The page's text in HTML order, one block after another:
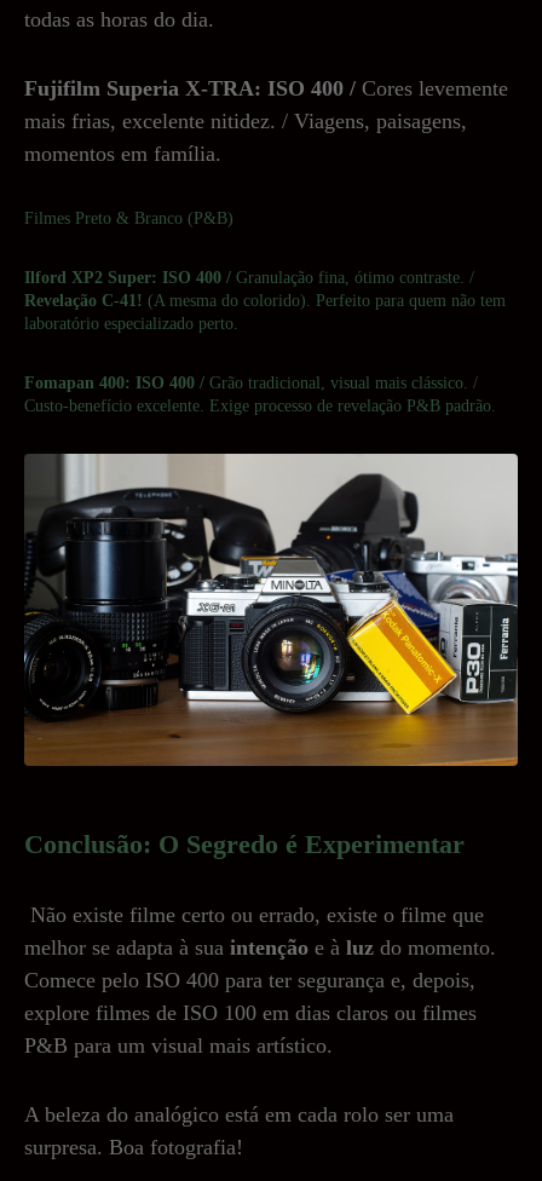
todas as horas do dia.
Fujifilm Superia X-TRA: ISO 400 / Cores levemente
mais frias, excelente nitidez. / Viagens, paisagens,
momentos em família.
Filmes Preto & Branco (P&B)
Ilford XP2 Super: ISO 400 / Granulação fina, ótimo contraste. /
Revelação C-41! (A mesma do colorido). Perfeito para quem não tem
laboratório especializado perto.
Fomapan 400: ISO 400 / Grão tradicional, visual mais clássico. /
Custo-benefício excelente. Exige processo de revelação P&B padrão.
Conclusão: O Segredo é Experimentar
Não existe filme certo ou errado, existe o filme que
melhor se adapta à sua intenção e à luz do momento.
Comece pelo ISO 400 para ter segurança e, depois,
explore filmes de ISO 100 em dias claros ou filmes
P&B para um visual mais artístico.
A beleza do analógico está em cada rolo ser uma
surpresa. Boa fotografia!